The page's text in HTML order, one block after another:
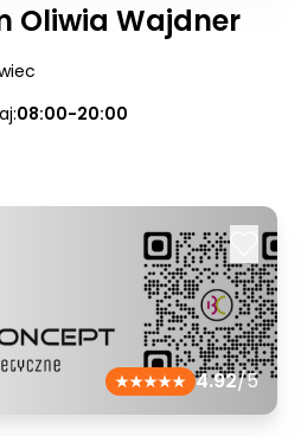
Oliwia Wajdner
08:00-20:00
4.92/5